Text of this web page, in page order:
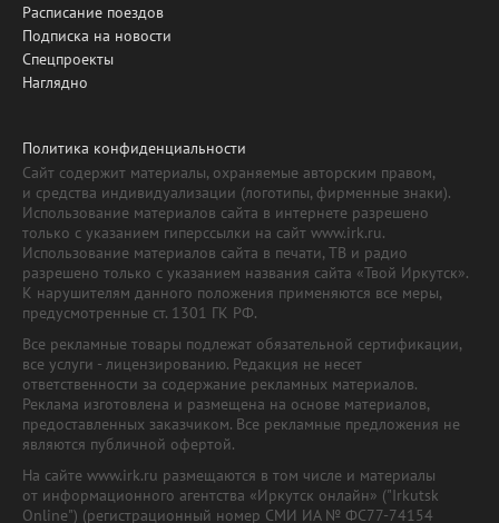
Расписание поездов
Подписка на новости
Спецпроекты
Наглядно
Политика конфиденциальности
Сайт содержит материалы, охраняемые авторским правом,
и средства индивидуализации (логотипы, фирменные знаки).
Использование материалов сайта в интернете разрешено
только с указанием гиперссылки на сайт www.irk.ru.
Использование материалов сайта в печати, ТВ и радио
разрешено только с указанием названия сайта «Твой Иркутск».
К нарушителям данного положения применяются все меры,
предусмотренные ст. 1301 ГК РФ.
Все рекламные товары подлежат обязательной сертификации,
все услуги - лицензированию. Редакция не несет
ответственности за содержание рекламных материалов.
Реклама изготовлена и размещена на основе материалов,
предоставленных заказчиком. Все рекламные предложения не
являются публичной офертой.
На сайте www.irk.ru размещаются в том числе и материалы
от информационного агентства «Иркутск онлайн» ("Irkutsk
Online") (регистрационный номер СМИ ИА № ФС77-74154